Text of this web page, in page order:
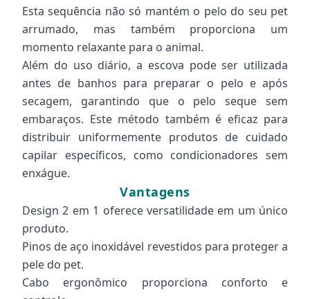
Esta sequência não só mantém o pelo do seu pet
arrumado, mas também proporciona um
momento relaxante para o animal.
Além do uso diário, a escova pode ser utilizada
antes de banhos para preparar o pelo e após
secagem, garantindo que o pelo seque sem
embaraços. Este método também é eficaz para
distribuir uniformemente produtos de cuidado
capilar específicos, como condicionadores sem
enxágue.
Vantagens
Design 2 em 1 oferece versatilidade em um único
produto.
Pinos de aço inoxidável revestidos para proteger a
pele do pet.
Cabo ergonômico proporciona conforto e